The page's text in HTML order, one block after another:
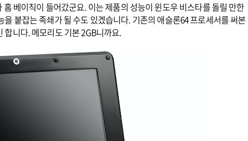
베이직이 들어갔군요. 이는 제품의 성능이 윈도우 비스타를 돌릴 만한
붙잡는 족쇄가 될 수도 있겠습니다. 기존의 애슬론64 프로세서를 써본
합니다. 메모리도 기본 2GB니까요.